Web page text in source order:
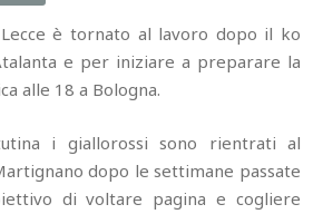
è tornato al lavoro dopo il ko
e per iniziare a preparare la
alle 18 a Bologna.
i giallorossi sono rientrati al
dopo le settimane passate
di voltare pagina e cogliere